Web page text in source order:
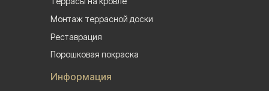
Монтаж террасной доски
Реставрация
Порошковая покраска
Информация